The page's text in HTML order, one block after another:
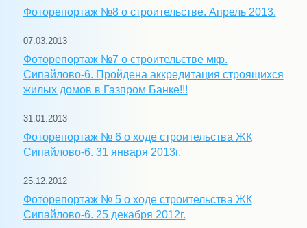
Фоторепортаж №8 о строительстве. Апрель 2013.
07.03.2013
Фоторепортаж №7 о строительстве мкр.
Сипайлово-6. Пройдена аккредитация строящихся
жилых домов в Газпром Банке!!!
31.01.2013
Фоторепортаж № 6 о ходе строительства ЖК
Сипайлово-6. 31 января 2013г.
25.12.2012
Фоторепортаж № 5 о ходе строительства ЖК
Сипайлово-6. 25 декабря 2012г.